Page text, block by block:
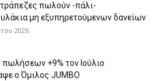
τράπεζες πωλούν -πάλι-
μη εξυπηρετούμενων δανείων
2026
+9% τον Ιούλιο
ο Όμιλος JUMBO